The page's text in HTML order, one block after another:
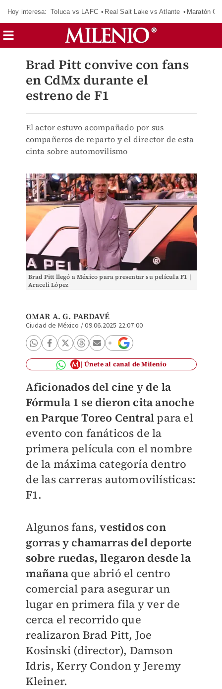
Hoy interesa: Toluca vs LAFC Real Salt Lake vs Atlante Maratón
Brad Pitt convive con fans
en CdMx durante el
estreno de F1
El actor estuvo acompañado por sus
compañeros de reparto y el director de esta
cinta sobre automovilismo
Brad Pitt llegó a México para presentar su película F1 |
Araceli López
OMAR A. G. PARDAVÉ
Ciudad de México /09.06.2025 22:07:00
Únete al canal de Milenio
Aficionados del cine y de la
Fórmula 1 se dieron cita anoche
en Parque Toreo Central para el
evento con fanáticos de la
primera película con el nombre
de la máxima categoría dentro
de las carreras automovilísticas:
F1.
Algunos fans,vestidos con
gorras y chamarras del deporte
sobre ruedas, llegaron desde la
mañana que abrió el centro
comercial para asegurar un
lugar en primera fila y ver de
cerca el recorrido que
realizaron Brad Pitt, Joe
Kosinski (director), Damson
Idris, Kerry Condon y Jeremy
Kleiner.